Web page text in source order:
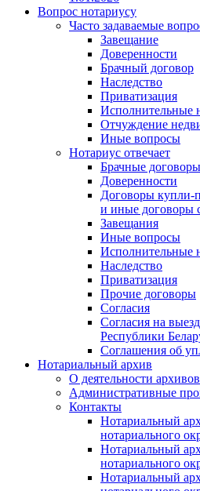
Вопрос нотариусу
Часто задаваемые
Завещание
Доверенности
Брачный договор
Наследство
Приватизация
Исполнительные
Отчуждение
Иные вопросы
Нотариус отвечает
Брачные договоры
Доверенности
Договоры купли-
и иные договоры
Завещания
Иные вопросы
Исполнительные
Наследство
Приватизация
Прочие договоры
Согласия
Согласия на
Республики
Соглашения об
Нотариальный архив
О деятельности архивов
Административные
Контакты
Нотариальный
нотариального
Нотариальный
нотариального
Нотариальный